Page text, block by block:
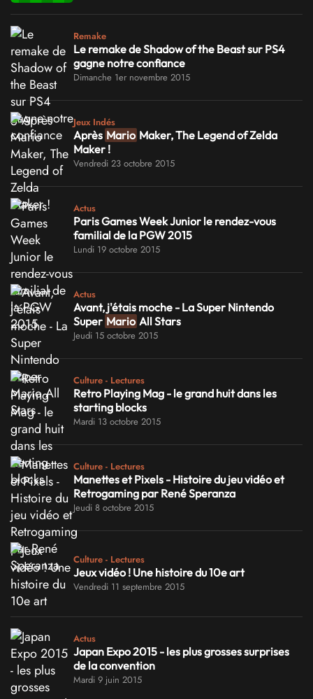
Remake
Le remake de Shadow of the Beast sur PS4
gagne notre confiance
Dimanche 1er novembre 2015
Jeux Indés
Après Mario Maker, The Legend of Zelda
Maker !
Vendredi 23 octobre 2015
Actus
Paris Games Week Junior le rendez-vous
familial de la PGW 2015
Lundi 19 octobre 2015
Actus
Avant, j'étais moche - La Super Nintendo
Super Mario All Stars
Jeudi 15 octobre 2015
Culture - Lectures
Retro Playing Mag - le grand huit dans les
starting blocks
Mardi 13 octobre 2015
Culture - Lectures
Manettes et Pixels - Histoire du jeu vidéo et
Retrogaming par René Speranza
Jeudi 8 octobre 2015
Culture - Lectures
Jeux vidéo ! Une histoire du 10e art
Vendredi 11 septembre 2015
Actus
Japan Expo 2015 - les plus grosses surprises
de la convention
Mardi 9 juin 2015